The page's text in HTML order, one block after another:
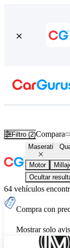
Filtro (2)Compara
Maserati
Motor
Ocultar
64 vehículos
Compra con
Mostrar solo